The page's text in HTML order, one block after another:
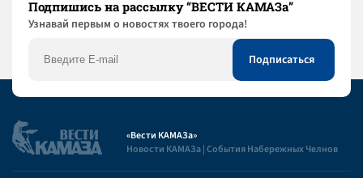
Подпишись на рассылку “ВЕСТИ КАМАЗа”
Узнaвай первым о новостях твоего города!
«Вести КАМАЗа»
Новости КАМАЗа | События Набережных Челнов